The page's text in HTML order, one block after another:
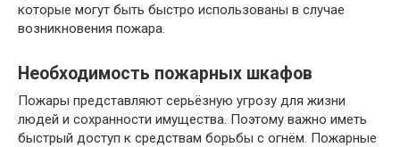
которые могут быть быстро использованы в случае
возникновения пожара.
Необходимость пожарных шкафов
Пожары представляют серьёзную угрозу для жизни
людей и сохранности имущества. Поэтому важно иметь
быстрый доступ к средствам борьбы с огнём. Пожарные